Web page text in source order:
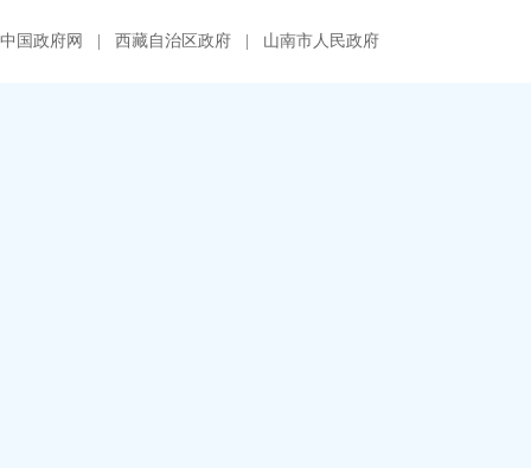
中国政府网 西藏自治区政府 山南市人民政府